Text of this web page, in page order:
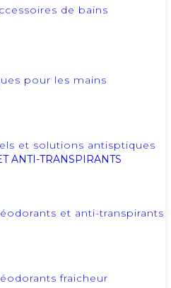
de bains
pour les mains
et solutions antisptiques
ANTI-TRANSPIRANTS
et anti-transpirants
fraicheur